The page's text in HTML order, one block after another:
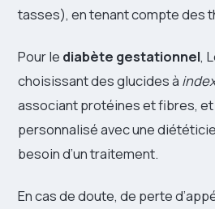
tasses), en tenant compte des
Pour le diabète gestationnel,
choisissant des glucides à
associant protéines et fibres, et
personnalisé avec une
besoin d’un traitement.
En cas de doute, de perte